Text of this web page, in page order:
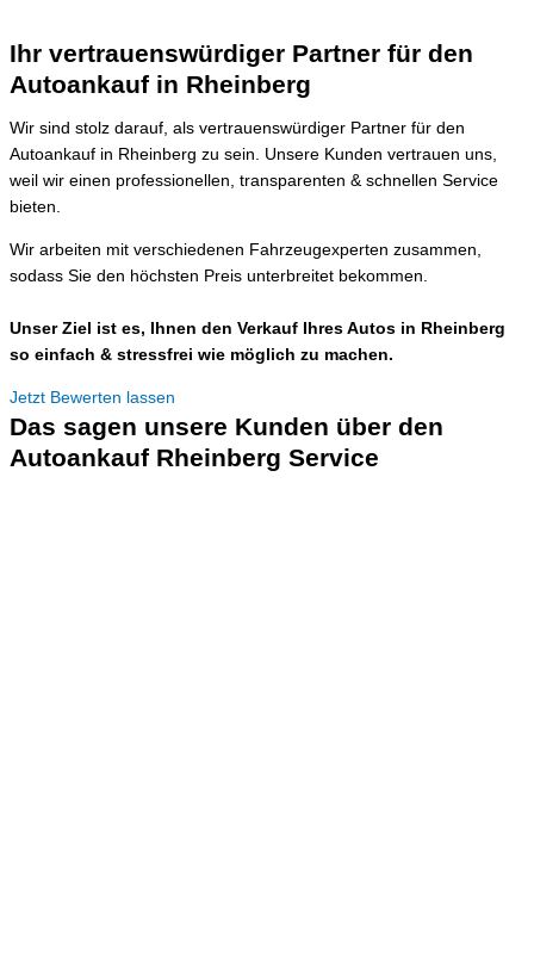
Ihr vertrauenswürdiger Partner für den
Autoankauf in Rheinberg
Wir sind stolz darauf, als vertrauenswürdiger Partner für den
Autoankauf in Rheinberg zu sein. Unsere Kunden vertrauen uns,
weil wir einen professionellen, transparenten & schnellen Service
bieten.
Wir arbeiten mit verschiedenen Fahrzeugexperten zusammen,
sodass Sie den höchsten Preis unterbreitet bekommen.
Unser Ziel ist es, Ihnen den Verkauf Ihres Autos in Rheinberg
so einfach & stressfrei wie möglich zu machen.
Jetzt Bewerten lassen
Das sagen unsere Kunden über den
Autoankauf Rheinberg Service